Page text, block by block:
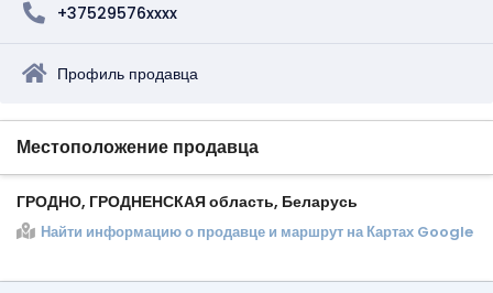
+37529576xxxx
Профиль продавца
Местоположение продавца
ГРОДНО, ГРОДНЕНСКАЯ область, Беларусь
Найти информацию о продавце и маршрут на Картах Google